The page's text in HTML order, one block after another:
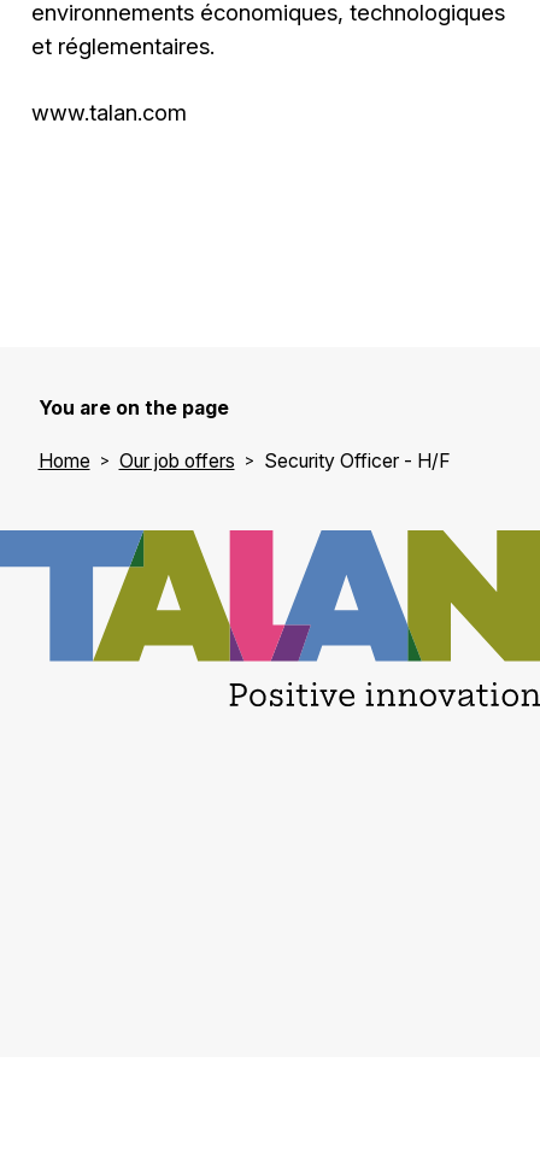
environnements économiques, technologiques
et réglementaires.
www.talan.com
You are on the page
Home Our job offers Security Officer - H/F